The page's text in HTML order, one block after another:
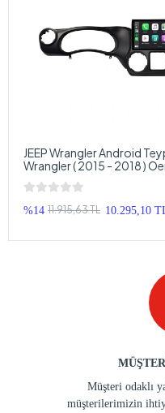
JEEP Wrangler Android
Wrangler ( 2015 - 2018 )
Android Multimedya – JEEP
Wrangler Android Double
%14 11.915,63 TL 10.295,10
Müşteri odaklı
müşterilerimizin